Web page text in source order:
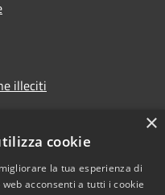
illeciti
×
cookie
la tua esperienza di
acconsenti a tutti i cookie